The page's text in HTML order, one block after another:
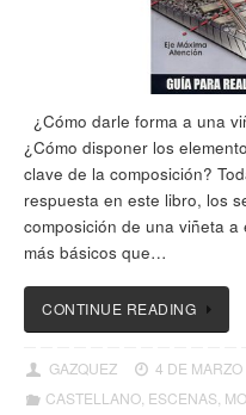
¿Cómo darle forma a una
¿Cómo disponer los
clave de la composición?
respuesta en este libro, los
composición de una viñeta
más básicos que…
CONTINUE READING
GAZQUEZ
4 DE
CASTELLANO, ESCENAS